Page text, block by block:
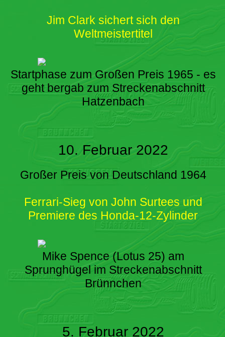
Jim Clark sichert sich den
Weltmeistertitel
Startphase zum Großen Preis 1965 - es
geht bergab zum Streckenabschnitt
Hatzenbach
10. Februar 2022
Großer Preis von Deutschland 1964
Ferrari-Sieg von John Surtees und
Premiere des Honda-12-Zylinder
Mike Spence (Lotus 25) am
Sprunghügel im Streckenabschnitt
Brünnchen
5. Februar 2022